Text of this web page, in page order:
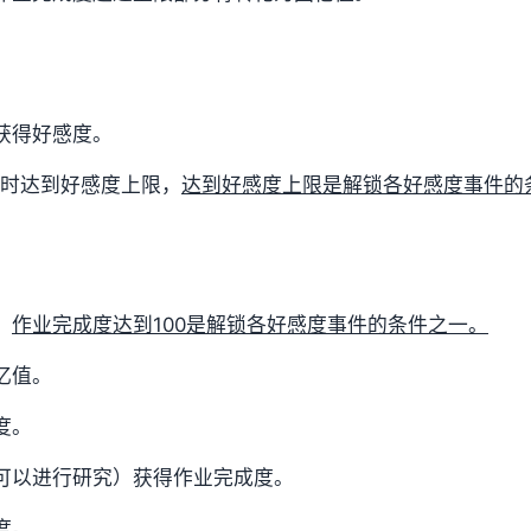
好感度。
达到好感度上限， 达到好感度上限是解锁各好感度事件的
作业完成度达到100是解锁各好感度事件的条件之一。
。
进行研究）获得作业完成度。